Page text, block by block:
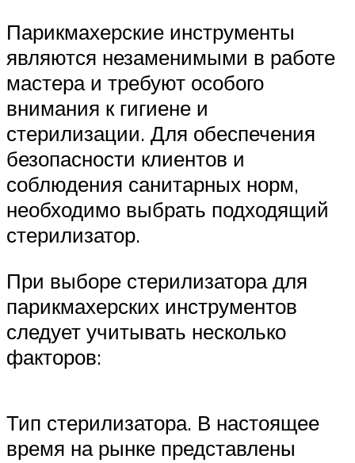
Парикмахерские инструменты
являются незаменимыми в работе
мастера и требуют особого
внимания к гигиене и
стерилизации. Для обеспечения
безопасности клиентов и
соблюдения санитарных норм,
необходимо выбрать подходящий
стерилизатор.
При выборе стерилизатора для
парикмахерских инструментов
следует учитывать несколько
факторов:
Тип стерилизатора. В настоящее
время на рынке представлены